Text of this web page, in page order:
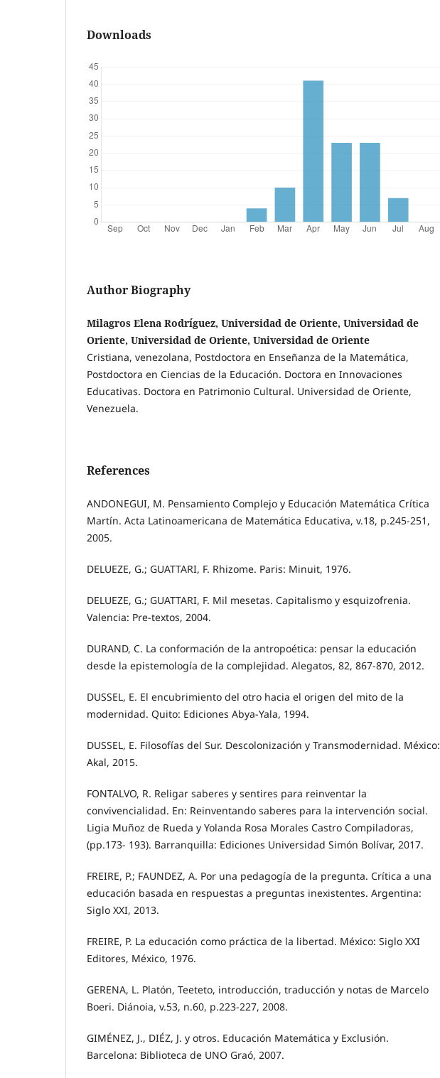
Downloads
Author Biography
Milagros Elena Rodríguez, Universidad de Oriente, Universidad de
Oriente, Universidad de Oriente, Universidad de Oriente
Cristiana, venezolana, Postdoctora en Enseñanza de la Matemática,
Postdoctora en Ciencias de la Educación. Doctora en Innovaciones
Educativas. Doctora en Patrimonio Cultural. Universidad de Oriente,
Venezuela.
References
ANDONEGUI, M. Pensamiento Complejo y Educación Matemática Crítica
Martín. Acta Latinoamericana de Matemática Educativa, v.18, p.245-251,
2005.
DELUEZE, G.; GUATTARI, F. Rhizome. Paris: Minuit, 1976.
DELUEZE, G.; GUATTARI, F. Mil mesetas. Capitalismo y esquizofrenia.
Valencia: Pre-textos, 2004.
DURAND, C. La conformación de la antropoética: pensar la educación
desde la epistemología de la complejidad. Alegatos, 82, 867-870, 2012.
DUSSEL, E. El encubrimiento del otro hacia el origen del mito de la
modernidad. Quito: Ediciones Abya-Yala, 1994.
DUSSEL, E. Filosofías del Sur. Descolonización y Transmodernidad. México:
Akal, 2015.
FONTALVO, R. Religar saberes y sentires para reinventar la
convivencialidad. En: Reinventando saberes para la intervención social.
Ligia Muñoz de Rueda y Yolanda Rosa Morales Castro Compiladoras,
(pp.173- 193). Barranquilla: Ediciones Universidad Simón Bolívar, 2017.
FREIRE, P.; FAUNDEZ, A. Por una pedagogía de la pregunta. Crítica a una
educación basada en respuestas a preguntas inexistentes. Argentina:
Siglo XXI, 2013.
FREIRE, P. La educación como práctica de la libertad. México: Siglo XXI
Editores, México, 1976.
GERENA, L. Platón, Teeteto, introducción, traducción y notas de Marcelo
Boeri. Diánoia, v.53, n.60, p.223-227, 2008.
GIMÉNEZ, J., DIÉZ, J. y otros. Educación Matemática y Exclusión.
Barcelona: Biblioteca de UNO Graó, 2007.